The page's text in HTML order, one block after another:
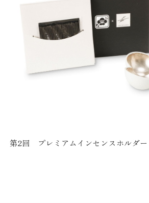
第2回 プレミアムインセンスホルダ